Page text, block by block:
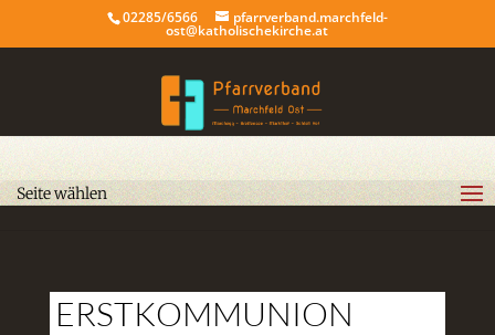
02285/6566 pfarrverband.marchfeld-
ost@katholischekirche.at
Seite wählen
ERSTKOMMUNION